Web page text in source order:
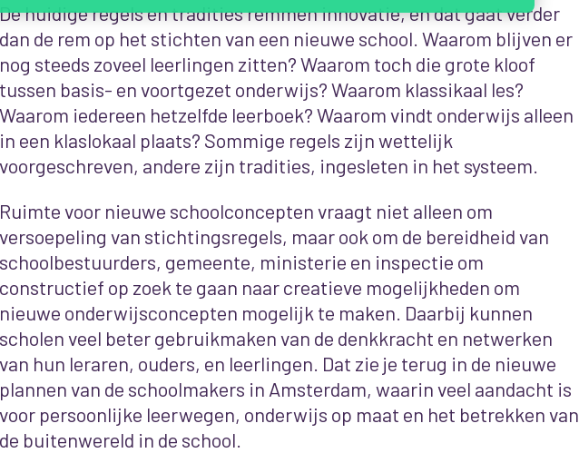
huidige regels en tradities remmen innovatie, en dat gaat verder
dan de rem op het stichten van een nieuwe school. Waarom blijven er
nog steeds zoveel leerlingen zitten? Waarom toch die grote kloof
tussen basis- en voortgezet onderwijs? Waarom klassikaal les?
Waarom iedereen hetzelfde leerboek? Waarom vindt onderwijs alleen
in een klaslokaal plaats? Sommige regels zijn wettelijk
voorgeschreven, andere zijn tradities, ingesleten in het systeem.
Ruimte voor nieuwe schoolconcepten vraagt niet alleen om
versoepeling van stichtingsregels, maar ook om de bereidheid van
schoolbestuurders, gemeente, ministerie en inspectie om
constructief op zoek te gaan naar creatieve mogelijkheden om
nieuwe onderwijsconcepten mogelijk te maken. Daarbij kunnen
scholen veel beter gebruikmaken van de denkkracht en netwerken
van hun leraren, ouders, en leerlingen. Dat zie je terug in de nieuwe
plannen van de schoolmakers in Amsterdam, waarin veel aandacht is
voor persoonlijke leerwegen, onderwijs op maat en het betrekken van
de buitenwereld in de school.